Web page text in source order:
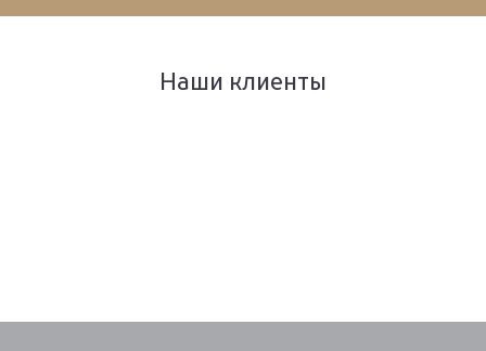
Наши клиенты